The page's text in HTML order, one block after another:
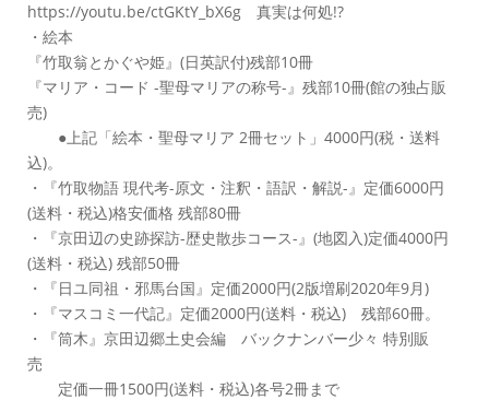
https://youtu.be/ctGKtY_bX6g 真実は何処!?
・絵本
『竹取翁とかぐや姫』(日英訳付)残部10冊
『マリア・コード -聖母マリアの称号-』残部10冊(館の独占販
売)
●上記「絵本・聖母マリア 2冊セット」4000円(税・送料
込)。
・『竹取物語 現代考-原文・注釈・語訳・解説-』定価6000円
(送料・税込)格安価格 残部80冊
・『京田辺の史跡探訪-歴史散歩コース-』(地図入)定価4000円
(送料・税込) 残部50冊
・『日ユ同祖・邪馬台国』定価2000円(2版増刷2020年9月)
・『マスコミ一代記』定価2000円(送料・税込) 残部60冊。
・『筒木』京田辺郷土史会編 バックナンバー少々 特別販
売
定価一冊1500円(送料・税込)各号2冊まで